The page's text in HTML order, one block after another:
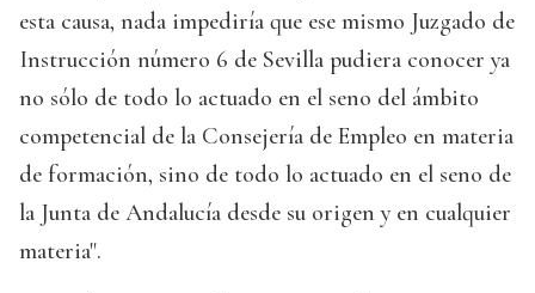
esta causa, nada impediría que ese mismo Juzgado de
Instrucción número 6 de Sevilla pudiera conocer ya
no sólo de todo lo actuado en el seno del ámbito
competencial de la Consejería de Empleo en materia
de formación, sino de todo lo actuado en el seno de
la Junta de Andalucía desde su origen y en cualquier
materia".